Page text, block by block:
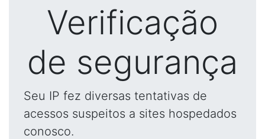
Verificação
de segurança
Seu IP fez diversas tentativas de
acessos suspeitos a sites hospedados
conosco.